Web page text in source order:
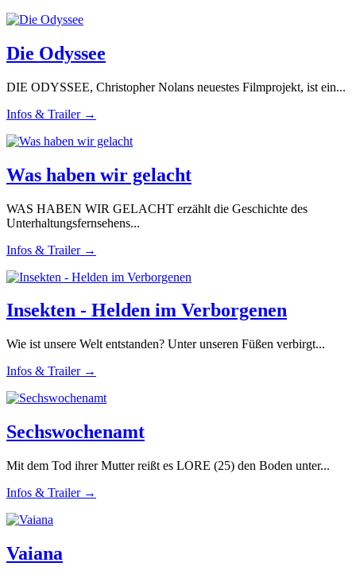
Die Odyssee
DIE ODYSSEE, Christopher Nolans neuestes Filmprojekt, ist ein...
Infos & Trailer →
Was haben wir gelacht
WAS HABEN WIR GELACHT erzählt die Geschichte des
Unterhaltungsfernsehens...
Infos & Trailer →
Insekten - Helden im Verborgenen
Wie ist unsere Welt entstanden? Unter unseren Füßen verbirgt...
Infos & Trailer →
Sechswochenamt
Mit dem Tod ihrer Mutter reißt es LORE (25) den Boden unter...
Infos & Trailer →
Vaiana